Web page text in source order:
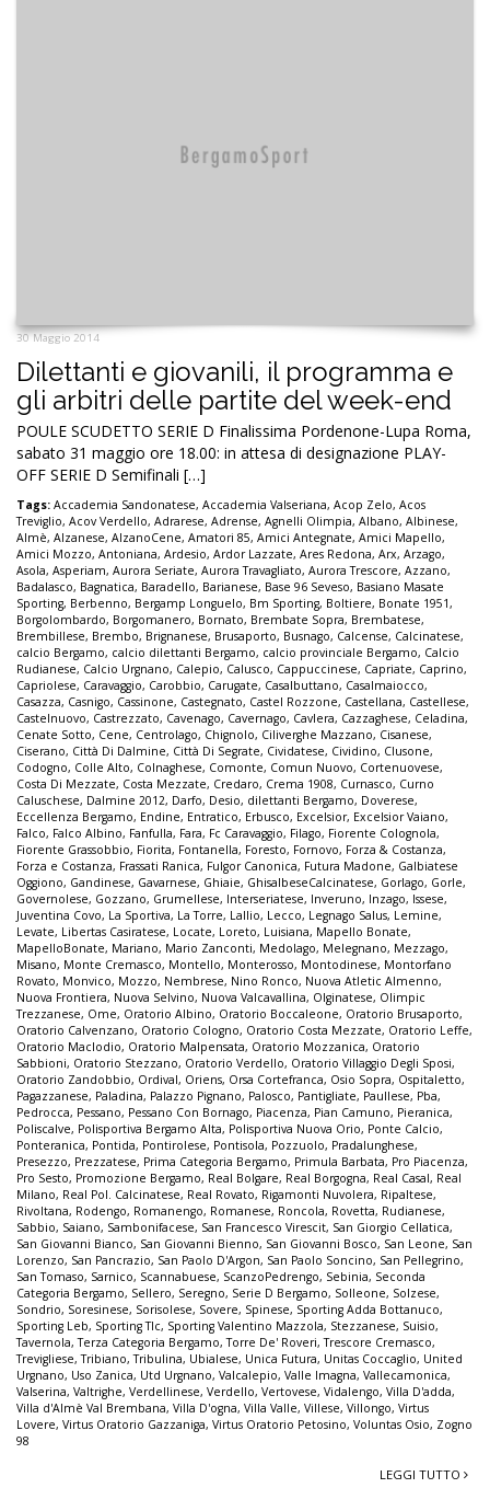
30 Maggio 2014
Dilettanti e giovanili, il programma e
gli arbitri delle partite del week-end
POULE SCUDETTO SERIE D Finalissima Pordenone-Lupa Roma,
sabato 31 maggio ore 18.00: in attesa di designazione PLAY-
OFF SERIE D Semifinali […]
Tags: Accademia Sandonatese, Accademia Valseriana, Acop Zelo, Acos
Treviglio, Acov Verdello, Adrarese, Adrense, Agnelli Olimpia, Albano, Albinese,
Almè, Alzanese, AlzanoCene, Amatori 85, Amici Antegnate, Amici Mapello,
Amici Mozzo, Antoniana, Ardesio, Ardor Lazzate, Ares Redona, Arx, Arzago,
Asola, Asperiam, Aurora Seriate, Aurora Travagliato, Aurora Trescore, Azzano,
Badalasco, Bagnatica, Baradello, Barianese, Base 96 Seveso, Basiano Masate
Sporting, Berbenno, Bergamp Longuelo, Bm Sporting, Boltiere, Bonate 1951,
Borgolombardo, Borgomanero, Bornato, Brembate Sopra, Brembatese,
Brembillese, Brembo, Brignanese, Brusaporto, Busnago, Calcense, Calcinatese,
calcio Bergamo, calcio dilettanti Bergamo, calcio provinciale Bergamo, Calcio
Rudianese, Calcio Urgnano, Calepio, Calusco, Cappuccinese, Capriate, Caprino,
Capriolese, Caravaggio, Carobbio, Carugate, Casalbuttano, Casalmaiocco,
Casazza, Casnigo, Cassinone, Castegnato, Castel Rozzone, Castellana, Castellese,
Castelnuovo, Castrezzato, Cavenago, Cavernago, Cavlera, Cazzaghese, Celadina,
Cenate Sotto, Cene, Centrolago, Chignolo, Ciliverghe Mazzano, Cisanese,
Ciserano, Città Di Dalmine, Città Di Segrate, Cividatese, Cividino, Clusone,
Codogno, Colle Alto, Colnaghese, Comonte, Comun Nuovo, Cortenuovese,
Costa Di Mezzate, Costa Mezzate, Credaro, Crema 1908, Curnasco, Curno
Caluschese, Dalmine 2012, Darfo, Desio, dilettanti Bergamo, Doverese,
Eccellenza Bergamo, Endine, Entratico, Erbusco, Excelsior, Excelsior Vaiano,
Falco, Falco Albino, Fanfulla, Fara, Fc Caravaggio, Filago, Fiorente Colognola,
Fiorente Grassobbio, Fiorita, Fontanella, Foresto, Fornovo, Forza & Costanza,
Forza e Costanza, Frassati Ranica, Fulgor Canonica, Futura Madone, Galbiatese
Oggiono, Gandinese, Gavarnese, Ghiaie, GhisalbeseCalcinatese, Gorlago, Gorle,
Governolese, Gozzano, Grumellese, Interseriatese, Inveruno, Inzago, Issese,
Juventina Covo, La Sportiva, La Torre, Lallio, Lecco, Legnago Salus, Lemine,
Levate, Libertas Casiratese, Locate, Loreto, Luisiana, Mapello Bonate,
MapelloBonate, Mariano, Mario Zanconti, Medolago, Melegnano, Mezzago,
Misano, Monte Cremasco, Montello, Monterosso, Montodinese, Montorfano
Rovato, Monvico, Mozzo, Nembrese, Nino Ronco, Nuova Atletic Almenno,
Nuova Frontiera, Nuova Selvino, Nuova Valcavallina, Olginatese, Olimpic
Trezzanese, Ome, Oratorio Albino, Oratorio Boccaleone, Oratorio Brusaporto,
Oratorio Calvenzano, Oratorio Cologno, Oratorio Costa Mezzate, Oratorio Leffe,
Oratorio Maclodio, Oratorio Malpensata, Oratorio Mozzanica, Oratorio
Sabbioni, Oratorio Stezzano, Oratorio Verdello, Oratorio Villaggio Degli Sposi,
Oratorio Zandobbio, Ordival, Oriens, Orsa Cortefranca, Osio Sopra, Ospitaletto,
Pagazzanese, Paladina, Palazzo Pignano, Palosco, Pantigliate, Paullese, Pba,
Pedrocca, Pessano, Pessano Con Bornago, Piacenza, Pian Camuno, Pieranica,
Poliscalve, Polisportiva Bergamo Alta, Polisportiva Nuova Orio, Ponte Calcio,
Ponteranica, Pontida, Pontirolese, Pontisola, Pozzuolo, Pradalunghese,
Presezzo, Prezzatese, Prima Categoria Bergamo, Primula Barbata, Pro Piacenza,
Pro Sesto, Promozione Bergamo, Real Bolgare, Real Borgogna, Real Casal, Real
Milano, Real Pol. Calcinatese, Real Rovato, Rigamonti Nuvolera, Ripaltese,
Rivoltana, Rodengo, Romanengo, Romanese, Roncola, Rovetta, Rudianese,
Sabbio, Saiano, Sambonifacese, San Francesco Virescit, San Giorgio Cellatica,
San Giovanni Bianco, San Giovanni Bienno, San Giovanni Bosco, San Leone, San
Lorenzo, San Pancrazio, San Paolo D'Argon, San Paolo Soncino, San Pellegrino,
San Tomaso, Sarnico, Scannabuese, ScanzoPedrengo, Sebinia, Seconda
Categoria Bergamo, Sellero, Seregno, Serie D Bergamo, Solleone, Solzese,
Sondrio, Soresinese, Sorisolese, Sovere, Spinese, Sporting Adda Bottanuco,
Sporting Leb, Sporting Tlc, Sporting Valentino Mazzola, Stezzanese, Suisio,
Tavernola,Terza Categoria Bergamo,Torre De' Roveri,Trescore Cremasco,
Trevigliese,Tribiano,Tribulina, Ubialese, Unica Futura, Unitas Coccaglio, United
Urgnano, Uso Zanica, Utd Urgnano, Valcalepio, Valle Imagna, Vallecamonica,
Valserina, Valtrighe, Verdellinese, Verdello, Vertovese, Vidalengo, Villa D'adda,
Villa d'Almè Val Brembana, Villa D'ogna, Villa Valle, Villese, Villongo, Virtus
Lovere, Virtus Oratorio Gazzaniga, Virtus Oratorio Petosino, Voluntas Osio, Zogno
98
LEGGI TUTTO